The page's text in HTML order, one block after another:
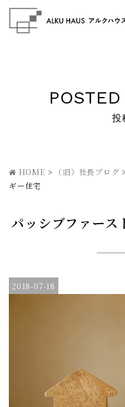
投
HOME > （旧）社長ブログ >
ギー住宅
パッシブファース
2018-07-18